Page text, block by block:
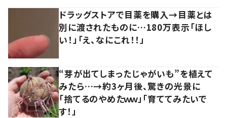
ドラッグストアで目薬を購入→目薬とは
別に渡されたものに…180万表示「ほし
い！」「え、なにこれ！！」
“芽が出てしまったじゃがいも”を植えて
みたら…→約3ヶ月後、驚きの光景に
「捨てるのやめたｗｗ」「育ててみたいで
す！」